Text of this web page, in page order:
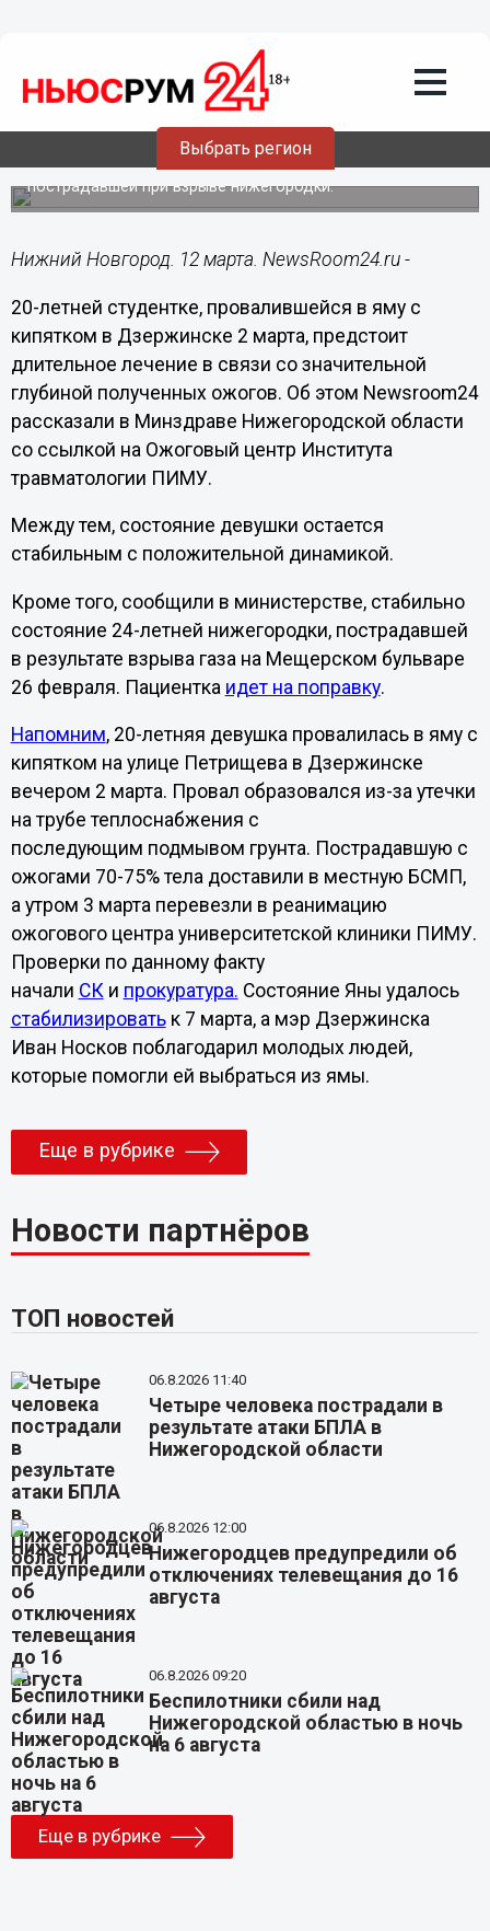
Выбрать регион
Провалившейся в яму с кипятком
девушке из Дзержинска предстоит
длительное лечение
Также в Минздраве рассказали о состоянии
пострадавшей при взрыве нижегородки.
Нижний Новгород. 12 марта. NewsRoom24.ru -
20-летней студентке, провалившейся в яму с
кипятком в Дзержинске 2 марта, предстоит
длительное лечение в связи со значительной
глубиной полученных ожогов. Об этом Newsroom24
рассказали в Минздраве Нижегородской области
со ссылкой на Ожоговый центр Института
травматологии ПИМУ.
Между тем, состояние девушки остается
стабильным с положительной динамикой.
Кроме того, сообщили в министерстве, стабильно
состояние 24-летней нижегородки, пострадавшей
в результате взрыва газа на Мещерском бульваре
26 февраля. Пациентка идет на поправку.
Напомним, 20-летняя девушка провалилась в яму с
кипятком на улице Петрищева в Дзержинске
вечером 2 марта. Провал образовался из-за утечки
на трубе теплоснабжения с
последующим подмывом грунта. Пострадавшую с
ожогами 70-75% тела доставили в местную БСМП,
а утром 3 марта перевезли в реанимацию
ожогового центра университетской клиники ПИМУ.
Проверки по данному факту
начали СКи прокуратура. Состояние Яны удалось
стабилизироватьк 7 марта, а мэр Дзержинска
Иван Носков поблагодарил молодых людей,
которые помогли ей выбраться из ямы.
Еще в рубрике
Новости партнёров
ТОП новостей
06.8.2026 11:40
Четыре человека пострадали в
результате атаки БПЛА в
Нижегородской области
06.8.2026 12:00
Нижегородцев предупредили об
отключениях телевещания до 16
августа
06.8.2026 09:20
Беспилотники сбили над
Нижегородской областью в ночь
на 6 августа
Еще в рубрике